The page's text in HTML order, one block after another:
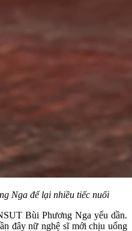
Nga để lại nhiều tiếc nuối
Bùi Phương Nga yếu dần.
đây nữ nghệ sĩ mới chịu uống